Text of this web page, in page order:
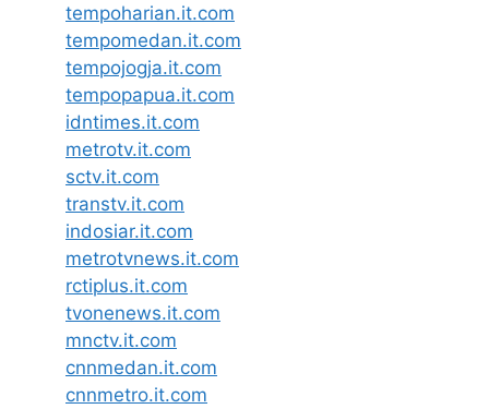
tempoharian.it.com
tempomedan.it.com
tempojogja.it.com
tempopapua.it.com
idntimes.it.com
metrotv.it.com
sctv.it.com
transtv.it.com
indosiar.it.com
metrotvnews.it.com
rctiplus.it.com
tvonenews.it.com
mnctv.it.com
cnnmedan.it.com
cnnmetro.it.com